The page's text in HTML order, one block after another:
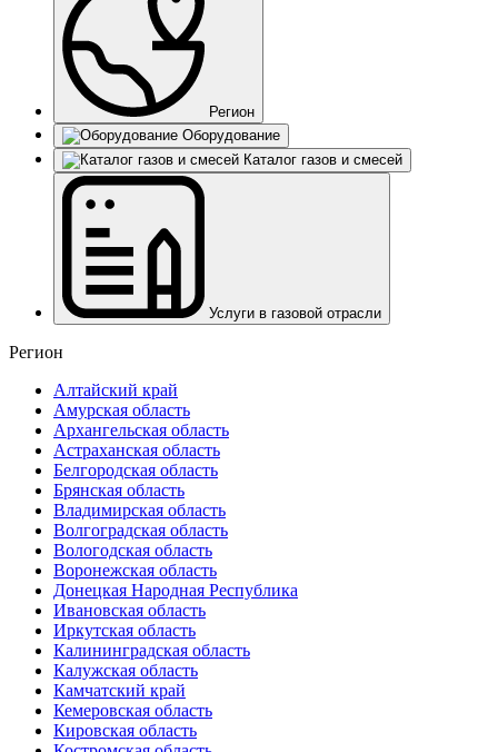
Регион
Оборудование
Каталог газов и смесей
Услуги в газовой отрасли
Регион
Алтайский край
Амурская область
Архангельская область
Астраханская область
Белгородская область
Брянская область
Владимирская область
Волгоградская область
Вологодская область
Воронежская область
Донецкая Народная Республика
Ивановская область
Иркутская область
Калининградская область
Калужская область
Камчатский край
Кемеровская область
Кировская область